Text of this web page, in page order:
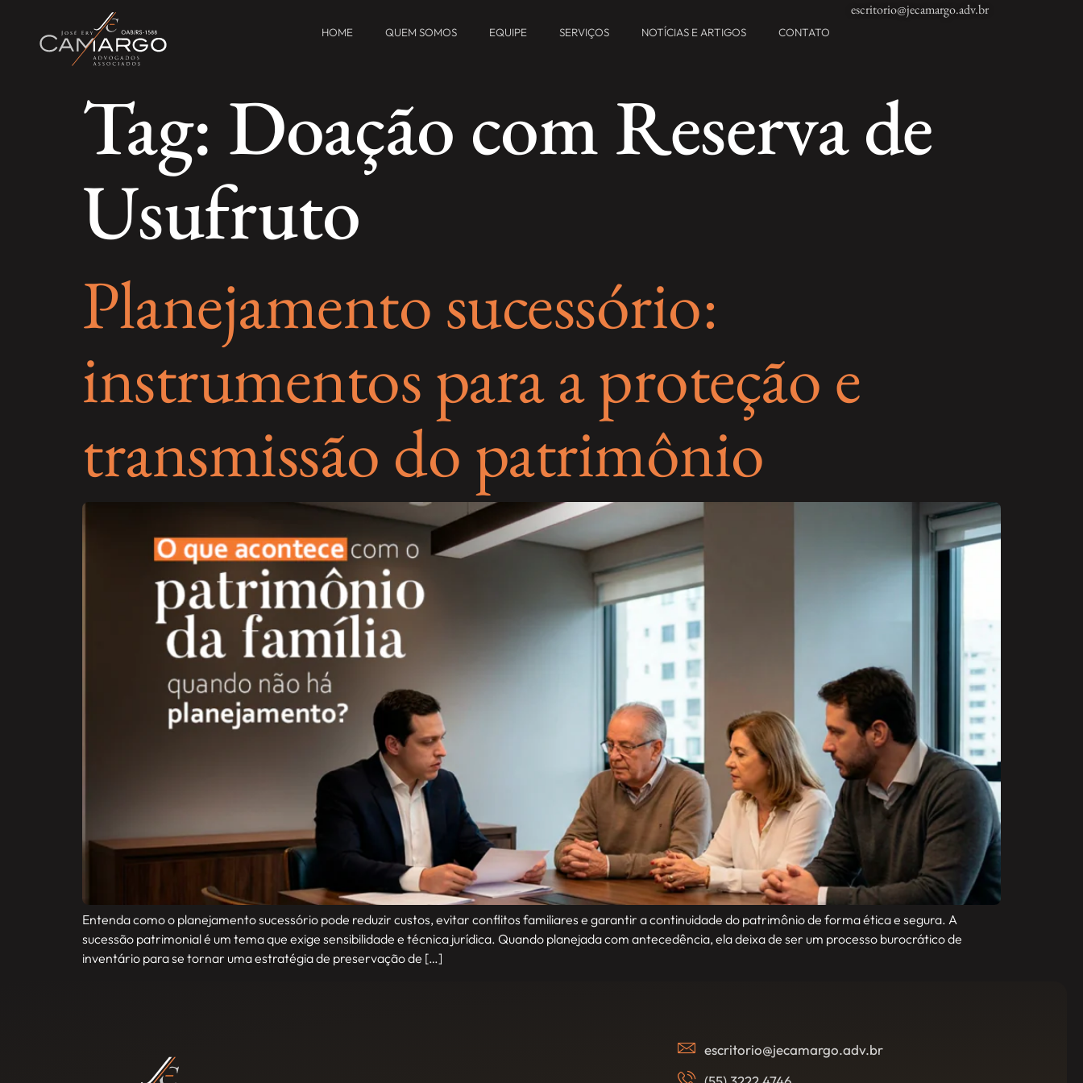
HOME QUEM SOMOS EQUIPE SERVIÇOS NOTÍCIAS E ARTIGOS CONTATO
escritorio@jecamargo.adv.br
Tag: Doação com Reserva de
Usufruto
Planejamento sucessório:
instrumentos para a proteção e
transmissão do patrimônio
Entenda como o planejamento sucessório pode reduzir custos, evitar conflitos familiares e garantir a continuidade do patrimônio de forma ética e segura. A
sucessão patrimonial é um tema que exige sensibilidade e técnica jurídica. Quando planejada com antecedência, ela deixa de ser um processo burocrático de
inventário para se tornar uma estratégia de preservação de […]
escritorio@jecamargo.adv.br